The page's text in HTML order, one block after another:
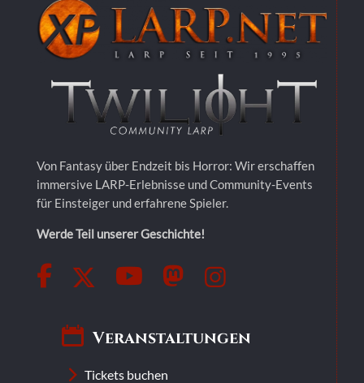
Von Fantasy über Endzeit bis Horror: Wir erschaffen
immersive LARP-Erlebnisse und Community-Events
für Einsteiger und erfahrene Spieler.
Werde Teil unserer Geschichte!
Veranstaltungen
Tickets buchen